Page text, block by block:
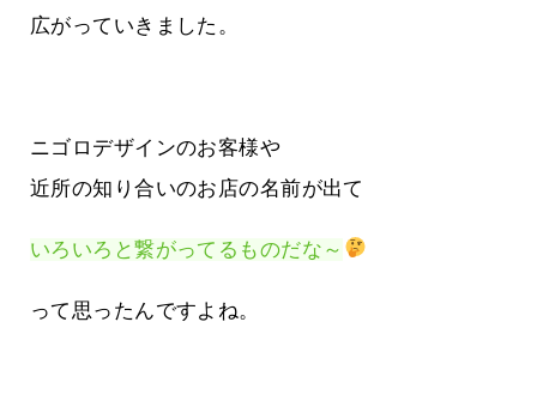
広がっていきました。
ニゴロデザインのお客様や
近所の知り合いのお店の名前が出て
いろいろと繋がってるものだな～
って思ったんですよね。